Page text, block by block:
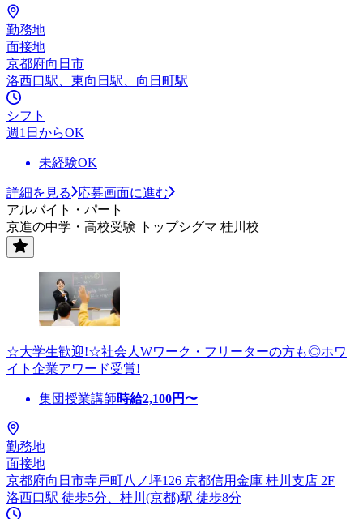
勤務地
面接地
京都府向日市
洛西口駅、東向日駅、向日町駅
シフト
週1日からOK
未経験OK
詳細を見る
応募画面に進む
アルバイト・パート
京進の中学・高校受験 トップシグマ 桂川校
☆大学生歓迎!☆社会人Wワーク・フリーターの方も◎ホワ
イト企業アワード受賞!
集団授業講師時給2,100円〜
勤務地
面接地
京都府向日市寺戸町八ノ坪126 京都信用金庫 桂川支店 2F
洛西口駅 徒歩5分、桂川(京都)駅 徒歩8分